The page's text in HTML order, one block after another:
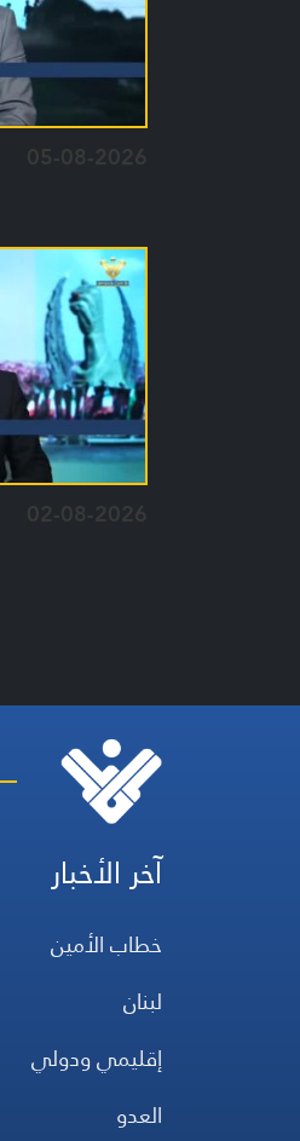
05-08-2026
02-08-2026
آخر الأخبار
خطاب الأمين
لبنان
إقليمي ودولي
العدو